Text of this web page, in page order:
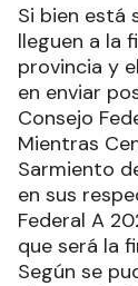
Si bien está
lleguen a la
provincia y
en enviar
Consejo
Mientras
Sarmiento
en sus
Federal A
que será la
Según se